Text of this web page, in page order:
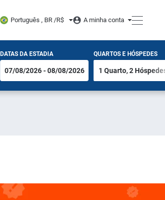
Português , BR /R$ A minha conta
DATAS DA ESTADIA QUARTOS E HÓSPEDES